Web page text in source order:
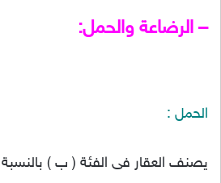
– الرضاعة والحمل:
الحمل :
يصنف العقار فى الفئة ( ب ) بالنسبة